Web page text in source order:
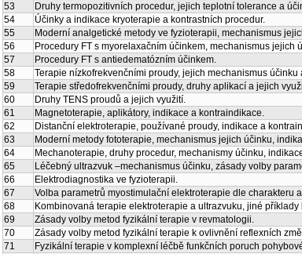
53
Druhy termopozitivních procedur, jejich teplotní tolerance a
54
Účinky a indikace kryoterapie a kontrastních procedur.
55
Moderní analgetické metody ve fyzioterapii, mechanismus
56
Procedury FT s myorelaxačním účinkem, mechanismus jejich
57
Procedury FT s antiedematózním účinkem.
58
Terapie nízkofrekvenčními proudy, jejich mechanismus účinku
59
Terapie středofrekvenčními proudy, druhy aplikací a jejich
60
Druhy TENS proudů a jejich využití.
61
Magnetoterapie, aplikátory, indikace a kontraindikace.
62
Distanční elektroterapie, používané proudy, indikace a
63
Moderní metody fototerapie, mechanismus jejich účinku,
64
Mechanoterapie, druhy procedur, mechanismy účinku,
65
Léčebný ultrazvuk –mechanismus účinku, zásady volby
66
Elektrodiagnostika ve fyzioterapii.
67
Volba parametrů myostimulační elektroterapie dle charakteru
68
Kombinovaná terapie elektroterapie a ultrazvuku, jiné
69
Zásady volby metod fyzikální terapie v revmatologii.
70
Zásady volby metod fyzikální terapie k ovlivnění reflexních
71
Fyzikální terapie v komplexní léčbě funkčních poruch